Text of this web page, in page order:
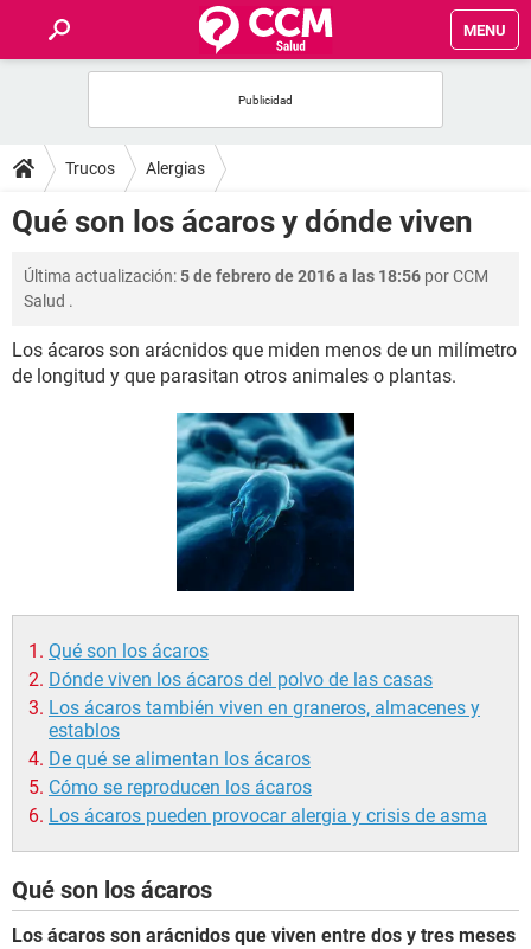
MENU
FOROS
SALUD
FAMILIA
BIENESTAR
Trucos Alergias
Qué son los ácaros y dónde viven
Última actualización:5 de febrero de 2016 a las 18:56 porCCM
Salud .
Los ácaros son arácnidos que miden menos de un milímetro
de longitud y que parasitan otros animales o plantas.
Qué son los ácaros
Dónde viven los ácaros del polvo de las casas
Los ácaros también viven en graneros, almacenes y
establos
De qué se alimentan los ácaros
Cómo se reproducen los ácaros
Los ácaros pueden provocar alergia y crisis de asma
Qué son los ácaros
Los ácaros son arácnidos que viven entre dos y tres meses